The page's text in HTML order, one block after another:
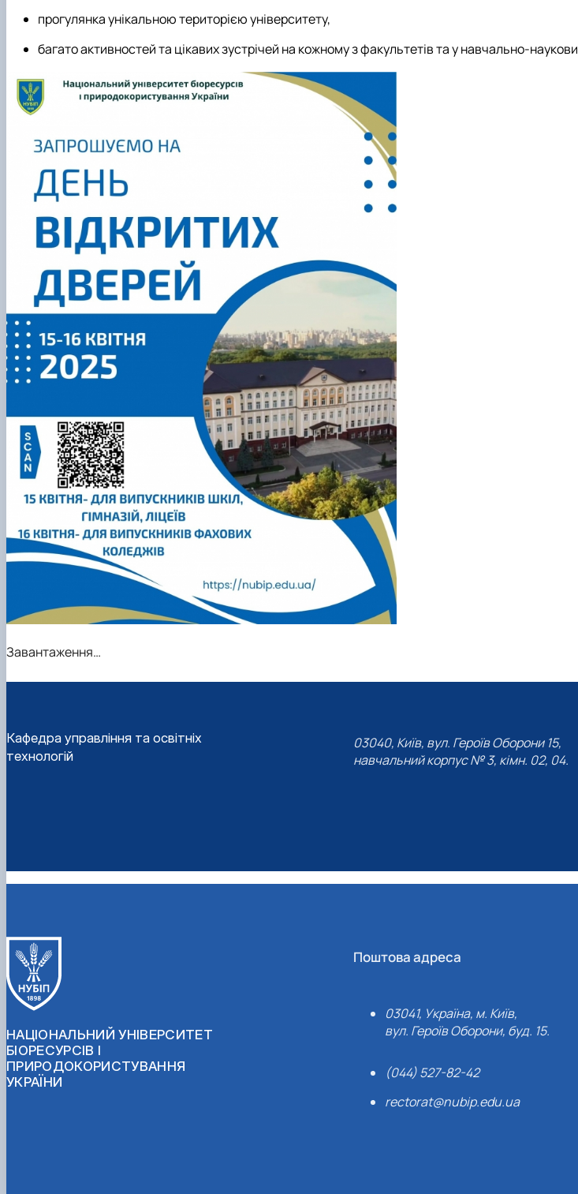
прогулянка унікальною територією університету,
багато активностей та цікавих зустрічей на кожному з факультетів та у навчально-
Завантаження…
Кафедра управління та освітніх
технологій
03040, Київ, вул. Героїв Оборони 15,
навчальний корпус № 3, кімн. 02, 04.
НАЦІОНАЛЬНИЙ УНІВЕРСИТЕТ
БІОРЕСУРСІВ І
ПРИРОДОКОРИСТУВАННЯ
УКРАЇНИ
Поштова адреса
03041, Україна, м. Київ,
вул. Героїв Оборони, буд. 15.
(044) 527-82-42
rectorat@nubip.edu.ua